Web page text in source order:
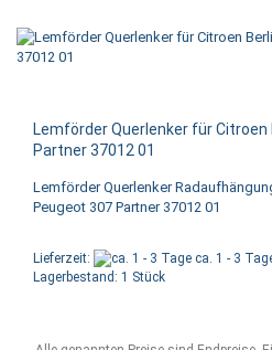
Lemförder Querlenker für Citroen
Partner 37012 01
Lemförder Querlenker
Peugeot 307 Partner 37012 01
Lieferzeit:
ca. 1 - 3
Lagerbestand: 1 Stück